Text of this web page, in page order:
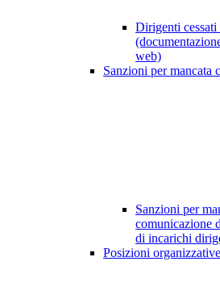
Dirigenti
web)
Sanzioni per mancata
Sanzioni per
comunicazione
di incarichi
Posizioni organizzative